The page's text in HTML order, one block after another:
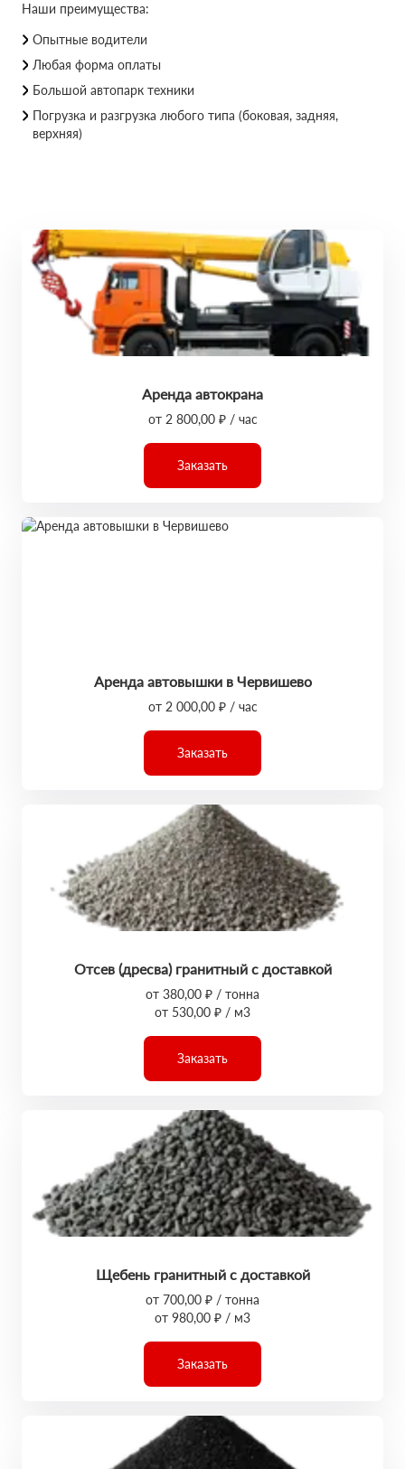
Наши преимущества:
Опытные водители
Любая форма оплаты
Большой автопарк техники
Погрузка и разгрузка любого типа (боковая, задняя,
верхняя)
Аренда автокрана
от 2 800,00 ₽ / час
Заказать
Аренда автовышки в Червишево
от 2 000,00 ₽ / час
Заказать
Отсев (дресва) гранитный с доставкой
от 380,00 ₽ / тонна
от 530,00 ₽ / м3
Заказать
Щебень гранитный с доставкой
от 700,00 ₽ / тонна
от 980,00 ₽ / м3
Заказать